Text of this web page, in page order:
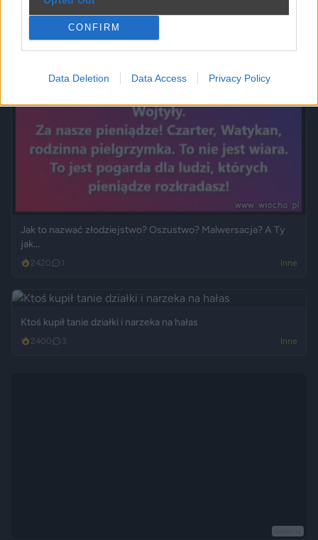
CONFIRM
Data Deletion Data Access Privacy Policy
Jak to nazwać złodziejstwo? Oszustwo? Malwersacja? A Ty
jak...
2420 1 Inne
Ktoś kupił tanie działki i narzeka na hałas
2400 3 Inne